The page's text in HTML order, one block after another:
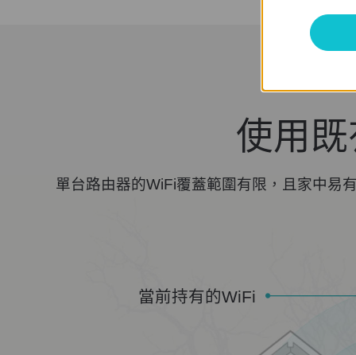
使用
單台路由器的WiFi覆蓋範圍有限，且家中易
當前持有的WiFi